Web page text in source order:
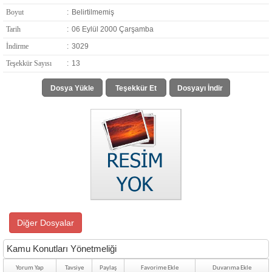
Boyut
: Belirtilmemiş
Tarih
: 06 Eylül 2000 Çarşamba
İndirme
: 3029
Teşekkür Sayısı
: 13
Dosya Yükle Teşekkür Et Dosyayı İndir
Diğer Dosyalar
Kamu Konutları Yönetmeliği
Yorum Yap Tavsiye Paylaş Favorime Ekle Duvarıma Ekle